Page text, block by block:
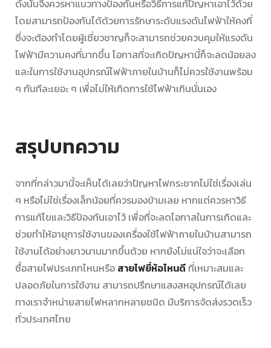
ดังนั้นจึงควรหาแนวทางป้องกันหรือวิธีการแก้ปัญหาเอาไว้ด้วย
โดยสามารถป้องกันได้ด้วยการรักษาระดับแรงดันไฟฟ้าให้คงที่
ซึ่งจะต้องทำโดยผู้เชี่ยวชาญก็จะสามารถช่วยควบคุมให้แรงดัน
ไฟฟ้ามีความคงที่มากขึ้น โอกาสที่จะเกิดปัญหานี้ก็จะลดน้อยลง
และในการใช้งานอุปกรณ์ไฟฟ้าภายในบ้านก็ไม่ควรใช้งานพร้อม
ๆ กันทีละเยอะ ๆ เพื่อไม่ให้เกิดการใช้ไฟฟ้าเกินนั่นเอง
สรุปบทความ
จากที่กล่าวมานี้จะเห็นได้เลยว่าปัญหาไฟกระชากไม่ใช่เรื่องเล่น
ๆ หรือไม่ใช่เรื่องเล็กน้อยที่ควรมองข้ามเลย หากแต่ควรหาวิธี
การแก้ไขและวิธีป้องกันเอาไว้ เพื่อที่จะลดโอกาสในการเกิดและ
ช่วยทำให้อายุการใช้งานของเครื่องใช้ไฟฟ้าภายในบ้านสามารถ
ใช้งานได้อย่างยาวนานมากขึ้นด้วย หากยังไม่แน่ใจว่าจะเลือก
ซื้อสายไฟประเภทไหนหรือ สายไฟยี่ห้อไหนดี ที่เหมาะสมและ
ปลอดภัยในการใช้งาน สามารถปรึกษาแสงสหอุปกรณ์ได้เลย
ทางเราจำหน่ายสายไฟหลากหลายชนิด มีบริการจัดส่งรวดเร็ว
ทั่วประเทศไทย